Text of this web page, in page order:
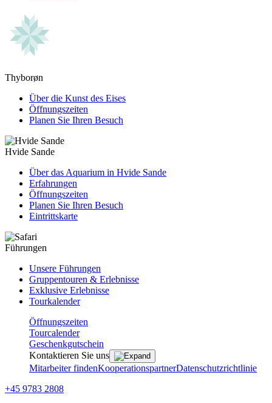
Thyborøn
Über die Kunst des Eises
Öffnungszeiten
Planen Sie Ihren Besuch
Hvide Sande
Über das Aquarium in Hvide Sande
Erfahrungen
Öffnungszeiten
Planen Sie Ihren Besuch
Eintrittskarte
Führungen
Unsere Führungen
Gruppentouren & Erlebnisse
Exklusive Erlebnisse
Tourkalender
Öffnungszeiten
Tourcalender
Geschenkgutschein
Kontaktieren Sie uns
Mitarbeiter findenKooperationspartnerDatenschutzrichtlinie
+45 9783 2808